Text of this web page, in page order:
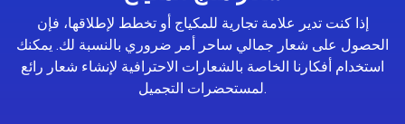
إذا كنت تدير علامة تجارية للمكياج أو تخطط لإطلاقها، فإن
الحصول على شعار جمالي ساحر أمر ضروري بالنسبة لك. يمكنك
استخدام أفكارنا الخاصة بالشعارات الاحترافية لإنشاء شعار رائع
لمستحضرات التجميل.